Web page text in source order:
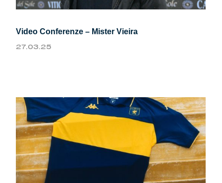
Video Conferenze – Mister Vieira
27.03.25